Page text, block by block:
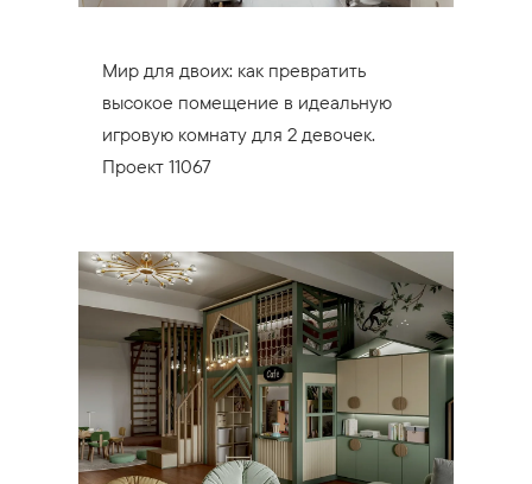
Мир для двоих: как превратить
высокое помещение в идеальную
игровую комнату для 2 девочек.
Проект 11067